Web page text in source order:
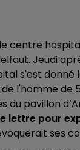
centre
Jeudi
s'est donné
l'homme de
du pavillon
lettre pour
ses